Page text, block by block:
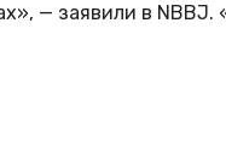
— заявили в